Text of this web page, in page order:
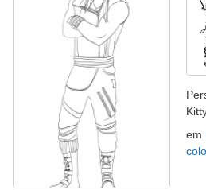
em